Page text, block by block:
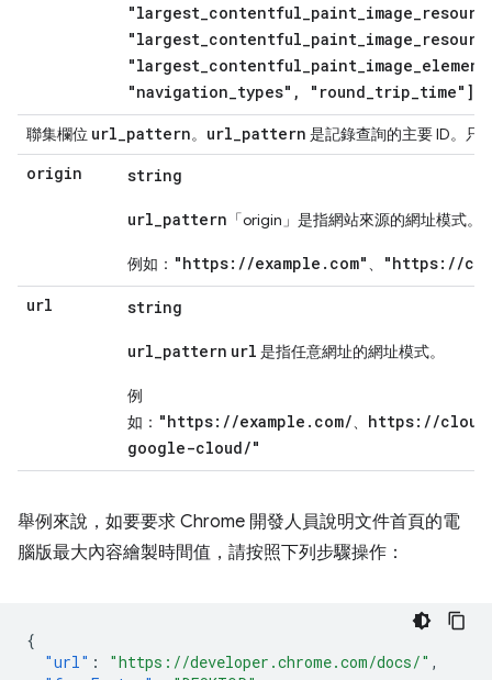
"navigation_types", "round_trip_time"]
聯集欄位 url_pattern。 url_pattern 是記錄查詢的主要 ID。只
origin string
url_pattern 「origin」是指網站來源的網址模式。
例如： "https://example.com"、
"https://
url
string
url_pattern url 是指任意網址的網址模式。
例
如： "https://example.com/、 https://
google-cloud/"
舉例來說，如要要求 Chrome 開發人員說明文件首頁的電
腦版最大內容繪製時間值，請按照下列步驟操作：
{
"url" : "https://developer.chrome.com/docs/" ,